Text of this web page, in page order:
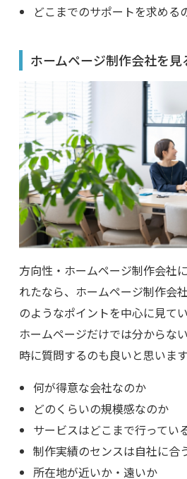
どこまでのサポートを求める
ホームページ制作会社を見
方向性・ホームページ制作会社
れたなら、ホームページ制作会
のようなポイントを中心に見て
ホームページだけでは分からな
時に質問するのも良いと思います
何が得意な会社なのか
どのくらいの規模感なのか
サービスはどこまで行ってい
制作実績のセンスは自社に合
所在地が近いか・遠いか